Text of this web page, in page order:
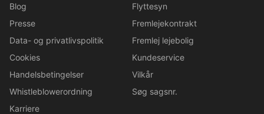
Blog
Presse
Data- og privatlivspolitik
Cookies
Handelsbetingelser
Whistleblowerordning
Karriere
Flyttesyn
Fremlejekontrakt
Fremlej lejebolig
Kundeservice
Vilkår
Søg sagsnr.